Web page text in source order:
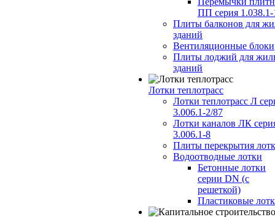
ПП серия 1.038.1-
Плиты балконов для
зданий
Вентиляционные блоки
Плиты лоджий для
зданий
Лотки теплотрасс
Лотки теплотрасс Л
3.006.1-2/87
Лотки каналов ЛК
3.006.1-8
Плиты перекрытия
Водоотводные лотки
Бетонные лотки
серии DN (с
решеткой)
Пластиковые